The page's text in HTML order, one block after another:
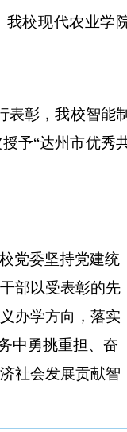
我校现代农业学
表彰，我校智能制
予“达州市优秀
党委坚持党建统
部以受表彰的先
办学方向，落实
中勇挑重担、奋
社会发展贡献智